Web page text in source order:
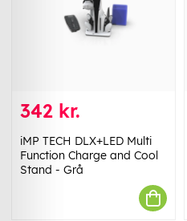
342 kr.
iMP TECH DLX+LED Multi
Function Charge and Cool
Stand - Grå